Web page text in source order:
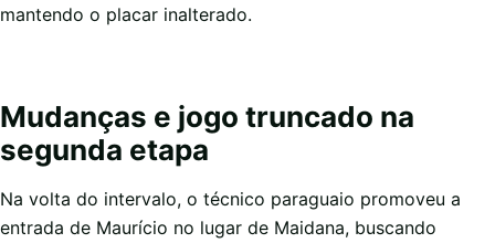
mantendo o placar inalterado.
Mudanças e jogo truncado na
segunda etapa
Na volta do intervalo, o técnico paraguaio promoveu a
entrada de Maurício no lugar de Maidana, buscando